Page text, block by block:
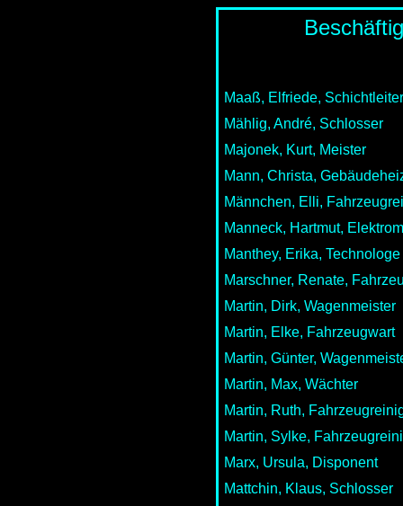
Maaß, Elfriede, Schichtleiter
Mählig, André, Schlosser
Majonek, Kurt, Meister
Mann, Christa,
Männchen, Elli,
Manneck, Hartmut,
Manthey, Erika, Technologe
Marschner, Renate,
Martin, Dirk, Wagenmeister
Martin, Elke, Fahrzeugwart
Martin, Günter,
Martin, Max, Wächter
Martin, Ruth,
Martin, Sylke,
Marx, Ursula, Disponent
Mattchin, Klaus, Schlosser